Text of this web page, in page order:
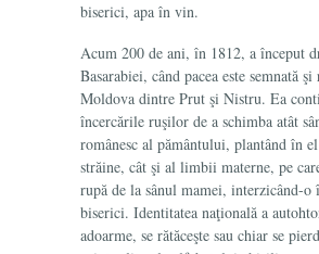
biserici, apa în vin.
Acum 200 de ani, în 1812, a început
Basarabiei, când pacea este semnată
Moldova dintre Prut şi Nistru. Ea
încercările ruşilor de a schimba atât
românesc al pământului, plantând în
străine, cât şi al limbii materne, pe
rupă de la sânul mamei, interzicând-o
biserici. Identitatea naţională a
adoarme, se rătăceşte sau chiar se